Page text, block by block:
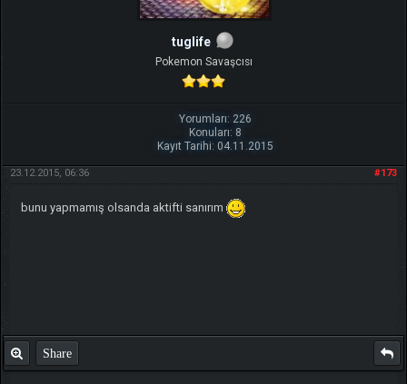
tuglife
Pokemon Savaşcısı
Yorumları: 226
Konuları: 8
Kayıt Tarihi: 04.11.2015
#173
23.12.2015, 06:36
bunu yapmamış olsanda aktifti sanırım
Share